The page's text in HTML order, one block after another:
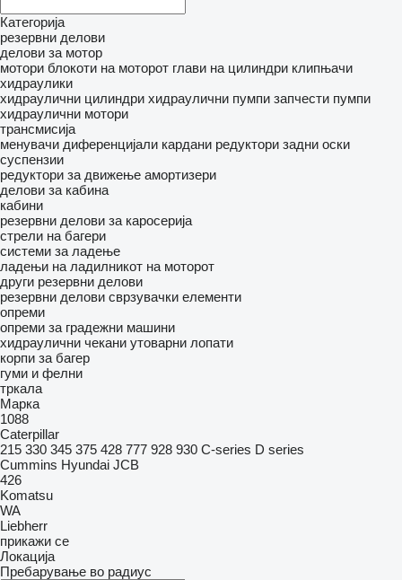
Категорија
резервни делови
делови за мотор
мотори блокоти на моторот глави на цилиндри клипњачи
хидраулики
хидраулични цилиндри хидраулични пумпи запчести пумпи
хидраулични мотори
трансмисија
менувачи диференцијали кардани редуктори задни оски
суспензии
редуктори за движење амортизери
делови за кабина
кабини
резервни делови за каросерија
стрели на багери
системи за ладење
ладењи на ладилникот на моторот
други резервни делови
резервни делови сврзувачки елементи
опреми
опреми за градежни машини
хидраулични чекани утоварни лопати
корпи за багер
гуми и фелни
тркала
Марка
1088
Caterpillar
215 330 345 375 428 777 928 930 C-series D series
Cummins Hyundai JCB
426
Komatsu
WA
Liebherr
прикажи се
Локација
Пребарување во радиус